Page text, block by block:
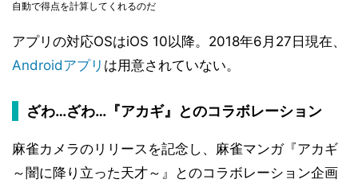
自動で得点を計算してくれるのだ
アプリの対応OSはiOS 10以降。2018年6月27日現在、
Androidアプリ は用意されていない。
ざわ…ざわ…『アカギ』とのコラボレーション
麻雀カメラのリリースを記念し、麻雀マンガ『アカギ
～闇に降り立った天才～』とのコラボレーション企画